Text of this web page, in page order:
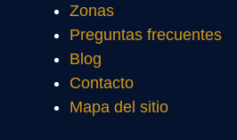
Zonas
Preguntas frecuentes
Blog
Contacto
Mapa del sitio